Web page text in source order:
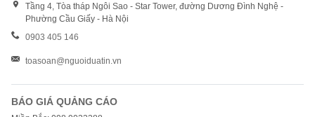
Tầng 4, Tòa tháp Ngôi Sao - Star Tower, đường Dương Đình Nghệ -
Phường Cầu Giấy - Hà Nội
0903 405 146
toasoan@nguoiduatin.vn
BÁO GIÁ QUẢNG CÁO